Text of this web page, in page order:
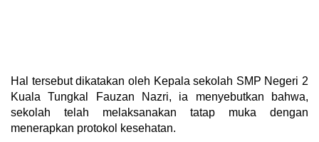
Hal tersebut dikatakan oleh Kepala sekolah SMP Negeri 2
Kuala Tungkal Fauzan Nazri, ia menyebutkan bahwa,
sekolah telah melaksanakan tatap muka dengan
menerapkan protokol kesehatan.